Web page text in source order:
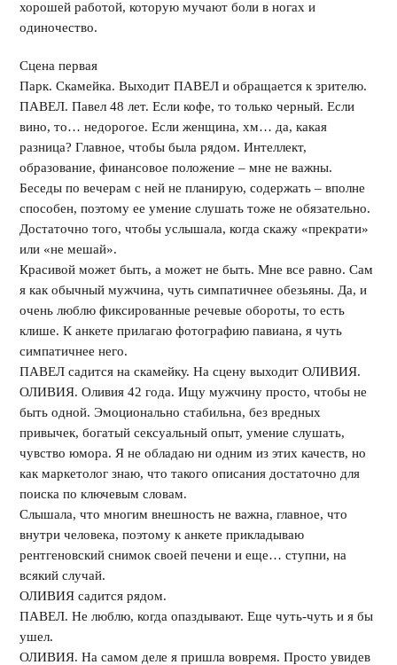
хорошей работой, которую мучают боли в ногах и
одиночество.
Сцена первая
Парк. Скамейка. Выходит ПАВЕЛ и обращается к зрителю.
ПАВЕЛ. Павел 48 лет. Если кофе, то только черный. Если
вино, то… недорогое. Если женщина, хм… да, какая
разница? Главное, чтобы была рядом. Интеллект,
образование, финансовое положение – мне не важны.
Беседы по вечерам с ней не планирую, содержать – вполне
способен, поэтому ее умение слушать тоже не обязательно.
Достаточно того, чтобы услышала, когда скажу «прекрати»
или «не мешай».
Красивой может быть, а может не быть. Мне все равно. Сам
я как обычный мужчина, чуть симпатичнее обезьяны. Да, и
очень люблю фиксированные речевые обороты, то есть
клише. К анкете прилагаю фотографию павиана, я чуть
симпатичнее него.
ПАВЕЛ садится на скамейку. На сцену выходит ОЛИВИЯ.
ОЛИВИЯ. Оливия 42 года. Ищу мужчину просто, чтобы не
быть одной. Эмоционально стабильна, без вредных
привычек, богатый сексуальный опыт, умение слушать,
чувство юмора. Я не обладаю ни одним из этих качеств, но
как маркетолог знаю, что такого описания достаточно для
поиска по ключевым словам.
Слышала, что многим внешность не важна, главное, что
внутри человека, поэтому к анкете прикладываю
рентгеновский снимок своей печени и еще… ступни, на
всякий случай.
ОЛИВИЯ садится рядом.
ПАВЕЛ. Не люблю, когда опаздывают. Еще чуть-чуть и я бы
ушел.
ОЛИВИЯ. На самом деле я пришла вовремя. Просто увидев